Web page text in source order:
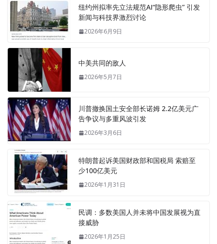
纽约州拟率先立法规范AI“隐形爬虫” 引发
新闻与科技界激烈讨论
2026年6月9日
中美共同的敌人
2026年5月7日
川普撤换国土安全部长诺姆 2.2亿美元广
告争议与多重风波引发
2026年3月6日
特朗普起诉美国财政部和国税局 索赔至
少100亿美元
2026年1月31日
民调：多数美国人并未将中国发展视为直
接威胁
2026年1月25日